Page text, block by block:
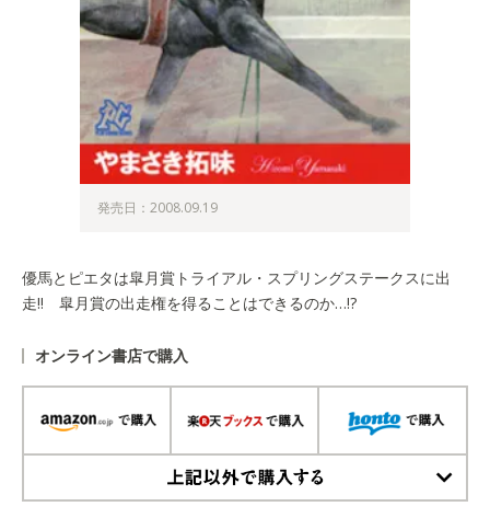
発売日：2008.09.19
優馬とピエタは皐月賞トライアル・スプリングステークスに出
走!! 皐月賞の出走権を得ることはできるのか…!?
オンライン書店で購入